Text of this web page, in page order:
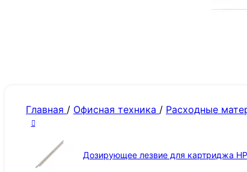
Главная / Офисная техника / Расходные
Дозирующее лезвие для картриджа